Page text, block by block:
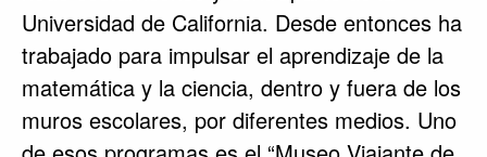
Universidad de California. Desde entonces ha
trabajado para impulsar el aprendizaje de la
matemática y la ciencia, dentro y fuera de los
muros escolares, por diferentes medios. Uno